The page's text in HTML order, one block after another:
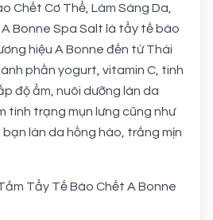
Chết Cơ Thể, Làm Sáng Da,
A Bonne Spa Salt là tẩy tế bào
hiệu A Bonne đến từ Thái
phần yogurt, vitamin C, tinh
độ ẩm, nuôi dưỡng làn da
tình trạng mụn lưng cũng như
làn da hồng hào, trắng mịn
Tẩy Tế Bào Chết A Bonne